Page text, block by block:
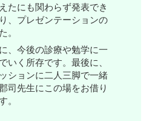
たにも関わらず発表でき
、プレゼンテーションの
。
、今後の診療や勉学に一
いく所存です。最後に、
ションに二人三脚で一緒
司先生にこの場をお借り
。